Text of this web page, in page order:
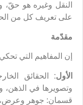
النقل وغيره هو
على تعريف كل من
مقدّمة
إن المفاهيم التي
الأول: الحقائق
وتصويرها في الذهن،
قسمان: جوهر وعرض،